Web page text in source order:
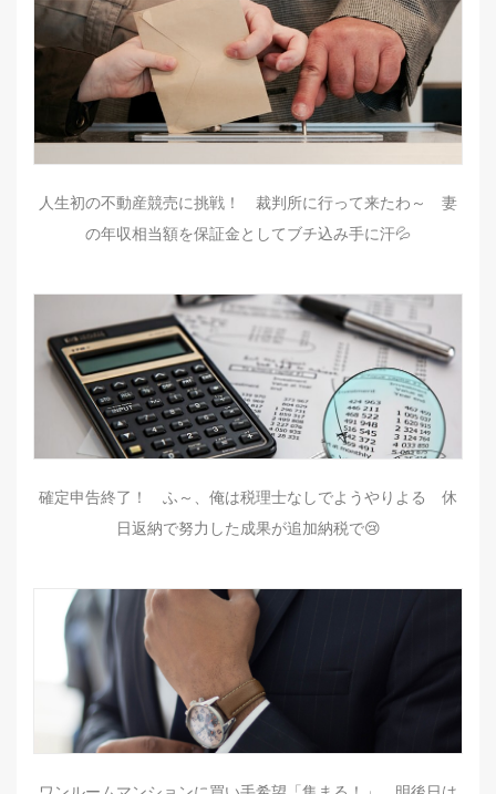
人生初の不動産競売に挑戦！ 裁判所に行って来たわ～ 妻
の年収相当額を保証金としてブチ込み手に汗💦
確定申告終了！ ふ～、俺は税理士なしでようやりよる 休
日返納で努力した成果が追加納税で😢